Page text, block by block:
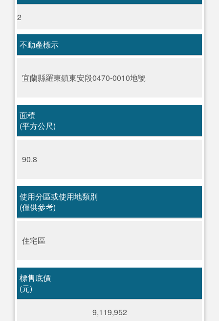
2
不動產標示
宜蘭縣羅東鎮東安段0470-0010地號
面積
(平方公尺)
90.8
使用分區或使用地類別
(僅供參考)
住宅區
標售底價
(元)
9,119,952